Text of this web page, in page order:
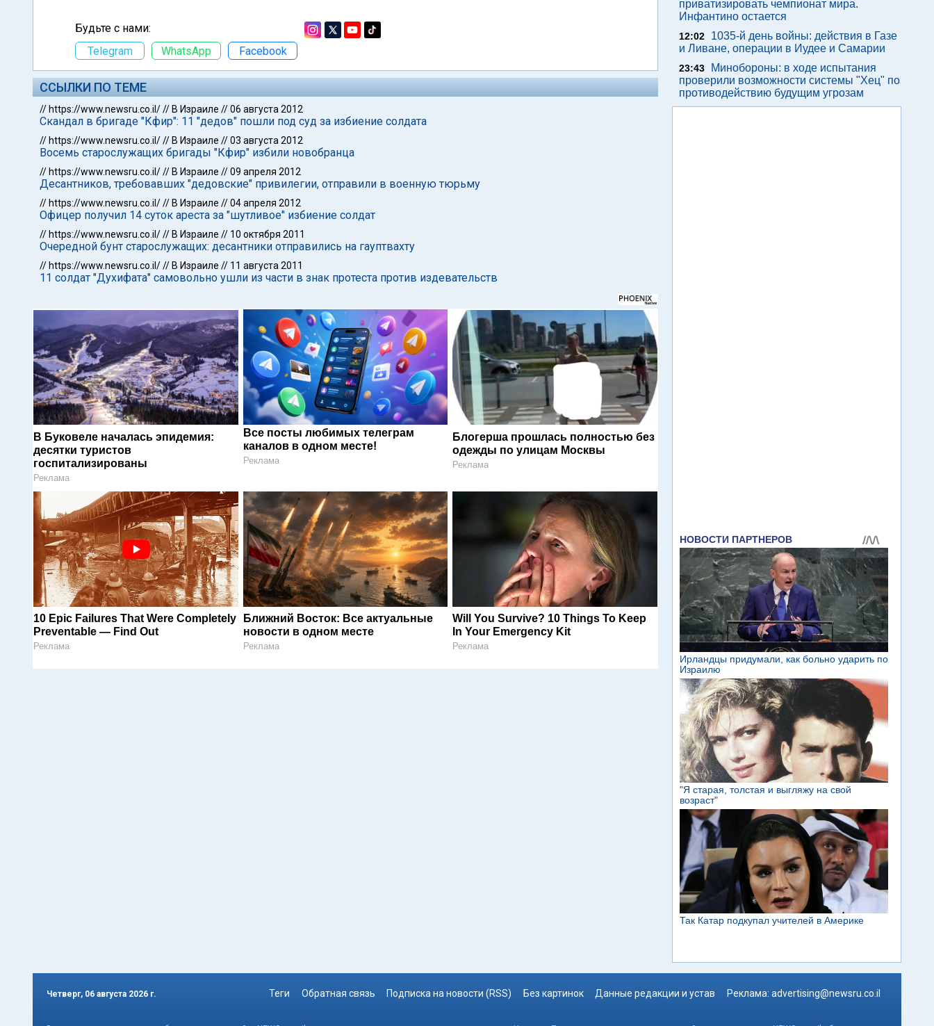
Будьте с нами:
Telegram
WhatsApp Facebook
ССЫЛКИ ПО ТЕМЕ
// https://www.newsru.co.il/// В Израиле //06 августа 2012
Скандал в бригаде "Кфир": 11 "дедов" пошли под суд за избиение солдата
// https://www.newsru.co.il/// В Израиле //03 августа 2012
Восемь старослужащих бригады "Кфир" избили новобранца
// https://www.newsru.co.il/// В Израиле //09 апреля 2012
Десантников, требовавших "дедовские" привилегии, отправили в военную тюрьму
// https://www.newsru.co.il/// В Израиле //04 апреля 2012
Офицер получил 14 суток ареста за "шутливое" избиение солдат
// https://www.newsru.co.il/// В Израиле // 10 октября 2011
Очередной бунт старослужащих: десантники отправились на гауптвахту
// https://www.newsru.co.il/// В Израиле // 11 августа 2011
11 солдат "Духифата" самовольно ушли из части в знак протеста против издевательств
В Буковеле началась эпидемия:
десятки туристов
госпитализированы
Реклама
Все посты любимых телеграм
каналов в одном месте!
Реклама
Блогерша прошлась полностью без
одежды по улицам Москвы
Реклама
10 Epic Failures That Were Completely
Preventable — Find Out
Реклама
Ближний Восток: Все актуальные
новости в одном месте
Реклама
Will You Survive? 10 Things To Keep
In Your Emergency Kit
Реклама
приватизировать чемпионат мира.
Инфантино остается
12:02
1035-й день войны: действия в Газе
и Ливане, операции в Иудее и Самарии
23:43
Минобороны: в ходе испытания
проверили возможности системы "Хец" по
противодействию будущим угрозам
Четверг, 06 августа 2026 г. Теги Обратная связь Подписка на новости (RSS) Без картинок Данные редакции и устав Реклама: advertising@newsru.co.il